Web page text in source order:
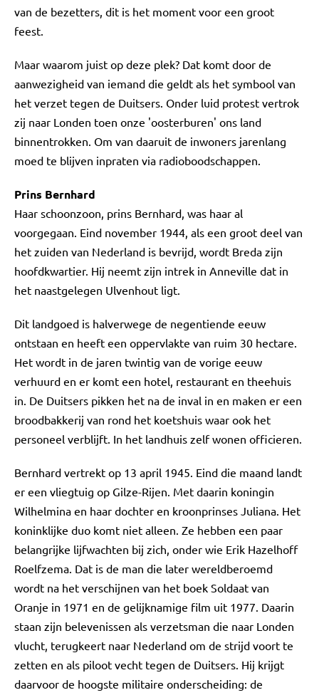
van de bezetters, dit is het moment voor een groot
feest.
Maar waarom juist op deze plek? Dat komt door de
aanwezigheid van iemand die geldt als het symbool van
het verzet tegen de Duitsers. Onder luid protest vertrok
zij naar Londen toen onze 'oosterburen' ons land
binnentrokken. Om van daaruit de inwoners jarenlang
moed te blijven inpraten via radioboodschappen.
Prins Bernhard
Haar schoonzoon, prins Bernhard, was haar al
voorgegaan. Eind november 1944, als een groot deel van
het zuiden van Nederland is bevrijd, wordt Breda zijn
hoofdkwartier. Hij neemt zijn intrek in Anneville dat in
het naastgelegen Ulvenhout ligt.
Dit landgoed is halverwege de negentiende eeuw
ontstaan en heeft een oppervlakte van ruim 30 hectare.
Het wordt in de jaren twintig van de vorige eeuw
verhuurd en er komt een hotel, restaurant en theehuis
in. De Duitsers pikken het na de inval in en maken er een
broodbakkerij van rond het koetshuis waar ook het
personeel verblijft. In het landhuis zelf wonen officieren.
Bernhard vertrekt op 13 april 1945. Eind die maand landt
er een vliegtuig op Gilze-Rijen. Met daarin koningin
Wilhelmina en haar dochter en kroonprinses Juliana. Het
koninklijke duo komt niet alleen. Ze hebben een paar
belangrijke lijfwachten bij zich, onder wie Erik Hazelhoff
Roelfzema. Dat is de man die later wereldberoemd
wordt na het verschijnen van het boek Soldaat van
Oranje in 1971 en de gelijknamige film uit 1977. Daarin
staan zijn belevenissen als verzetsman die naar Londen
vlucht, terugkeert naar Nederland om de strijd voort te
zetten en als piloot vecht tegen de Duitsers. Hij krijgt
daarvoor de hoogste militaire onderscheiding: de